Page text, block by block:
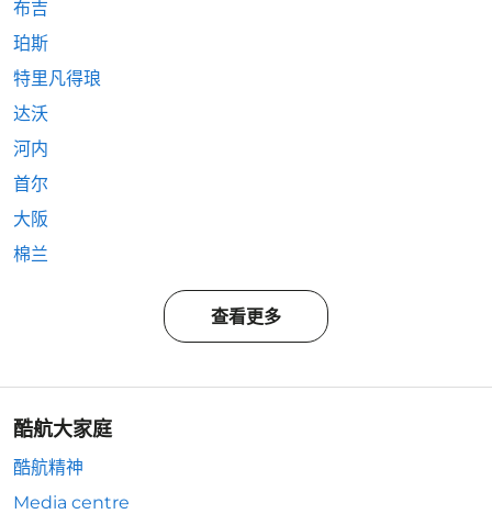
布吉
珀斯
特里凡得琅
达沃
河内
首尔
大阪
棉兰
查看更多
酷航大家庭
酷航精神
Media centre